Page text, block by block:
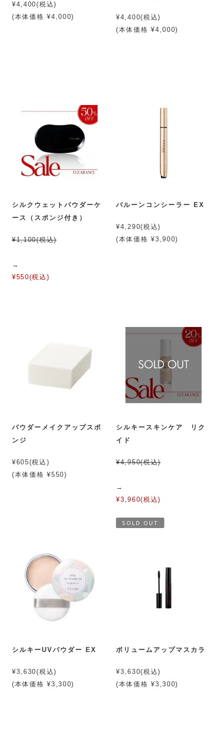
¥4,400(税込)
(本体価格 ¥4,000)
¥4,400(税込)
(本体価格 ¥4,000)
シルクウェットパウダーケ
ース（スポンジ付き）
¥1,100(税込)
→
¥550(税込)
バルーンコンシーラー EX
¥4,290(税込)
(本体価格 ¥3,900)
パウダーメイクアップスポ
ンジ
¥605(税込)
(本体価格 ¥550)
シルキースキンケア リク
イド
¥4,950(税込)
→
¥3,960(税込)
SOLD OUT
シルキーUVパウダー EX
¥3,630(税込)
(本体価格 ¥3,300)
ボリュームアップマスカラ
¥3,630(税込)
(本体価格 ¥3,300)